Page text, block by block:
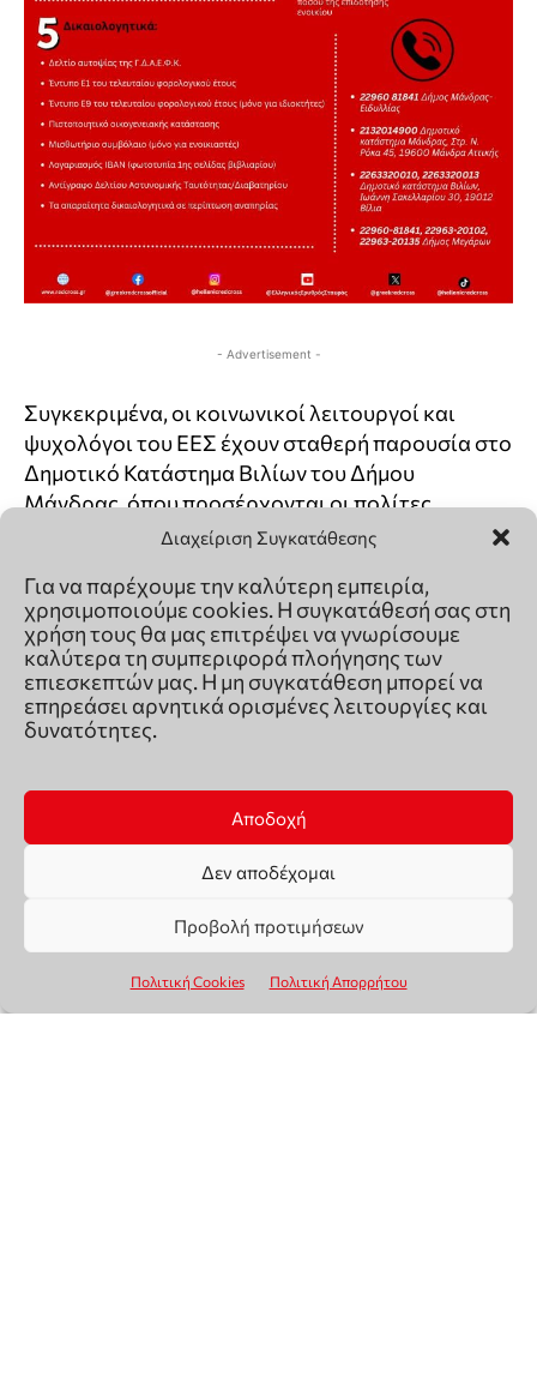
Διαχείριση Συγκατάθεσης
Για να παρέχουμε την καλύτερη εμπειρία,
χρησιμοποιούμε cookies. Η συγκατάθεσή σας στη
χρήση τους θα μας επιτρέψει να γνωρίσουμε
καλύτερα τη συμπεριφορά πλοήγησης των
επιεσκεπτών μας. Η μη συγκατάθεση μπορεί να
επηρεάσει αρνητικά ορισμένες λειτουργίες και
δυνατότητες.
Αποδοχή
Δεν αποδέχομαι
Προβολή προτιμήσεων
Πολιτική Cookies Πολιτική Απορρήτου